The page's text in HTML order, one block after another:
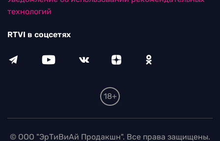
технологий
RTVI в соцсетях
18+
© ООО "ЭрТиВиАй Продакшн". Все права защищены.